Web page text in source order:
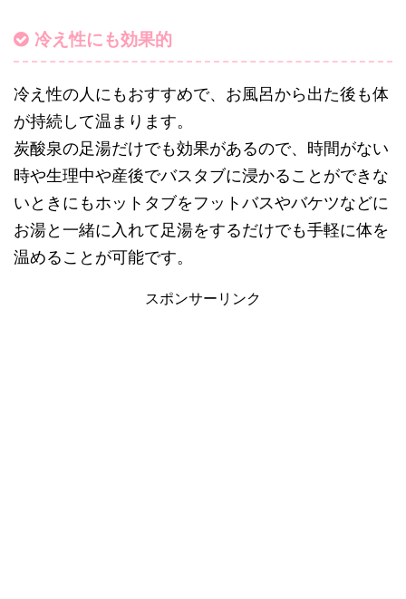
冷え性にも効果的
冷え性の人にもおすすめで、お風呂から出た後も体
が持続して温まります。
炭酸泉の足湯だけでも効果があるので、時間がない
時や生理中や産後でバスタブに浸かることができな
いときにもホットタブをフットバスやバケツなどに
お湯と一緒に入れて足湯をするだけでも手軽に体を
温めることが可能です。
スポンサーリンク